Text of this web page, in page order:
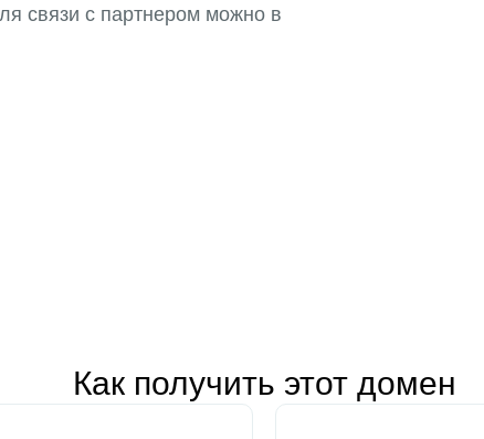
связи с партнером можно в
Как получить этот домен